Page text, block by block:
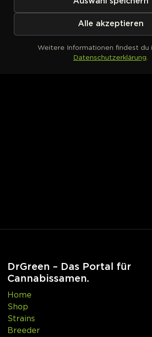
Kein Produkt
DrGreen – Das Portal für
Cannabissamen.
Home
Shop
Strains
Breeder
Alle akzeptieren
Weitere Informationen findest du
Datenschutzerklärung